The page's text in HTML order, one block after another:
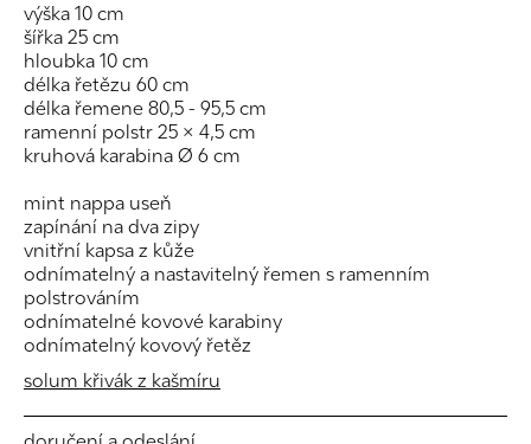
výška 10 cm
šířka 25 cm
hloubka 10 cm
délka řetězu 60 cm
délka řemene 80,5 - 95,5 cm
ramenní polstr 25 × 4,5 cm
kruhová karabina Ø 6 cm
mint nappa useň
zapínání na dva zipy
vnitřní kapsa z kůže
odnímatelný a nastavitelný řemen s ramenním
polstrováním
odnímatelné kovové karabiny
odnímatelný kovový řetěz
solum křivák z kašmíru